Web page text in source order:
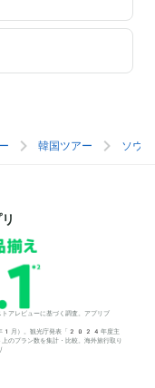
韓国ツアー ソウ
アレビューに基づく調査。アプリブ
1月）。観光庁発表「2024年度主
のプラン数を集計・比較。海外旅行取り